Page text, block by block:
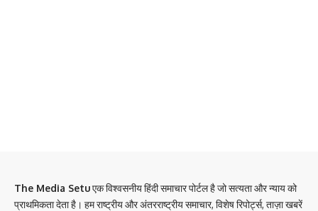
The Media Setuएक विश्वसनीय हिंदी समाचार पोर्टल है जो सत्यता और न्याय को
प्राथमिकता देता है। हम राष्ट्रीय और अंतरराष्ट्रीय समाचार, विशेष रिपोर्ट्स, ताज़ा खबरें